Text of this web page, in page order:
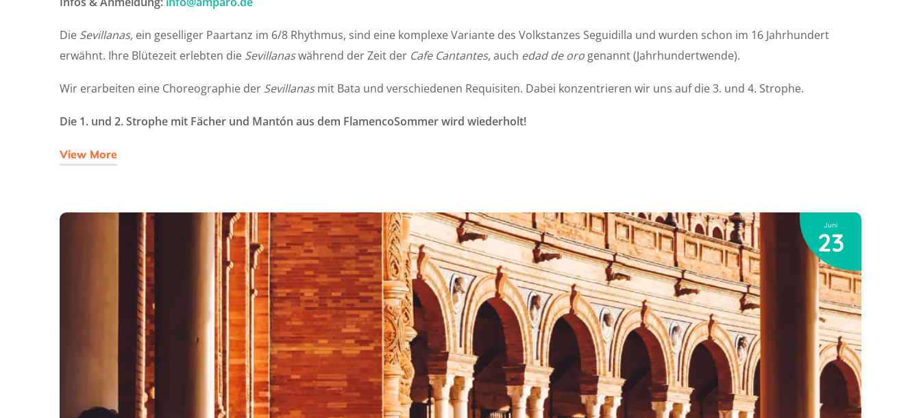
Die Sevillanas, ein geselliger Paartanz im 6/8 Rhythmus, sind eine komplexe Variante des Volkstanzes Seguidilla und wurden schon im 16 Jahrhundert
erwähnt. Ihre Blütezeit erlebten die Sevillanaswährend der Zeit der Cafe Cantantes,auch edad de orogenannt (Jahrhundertwende).
Wir erarbeiten eine Choreographie der Sevillanasmit Bata und verschiedenen Requisiten. Dabei konzentrieren wir uns auf die 3. und 4. Strophe.
Die 1. und 2. Strophe mit Fächer und Mantón aus dem FlamencoSommer wird wiederholt!
View More
Juni
23